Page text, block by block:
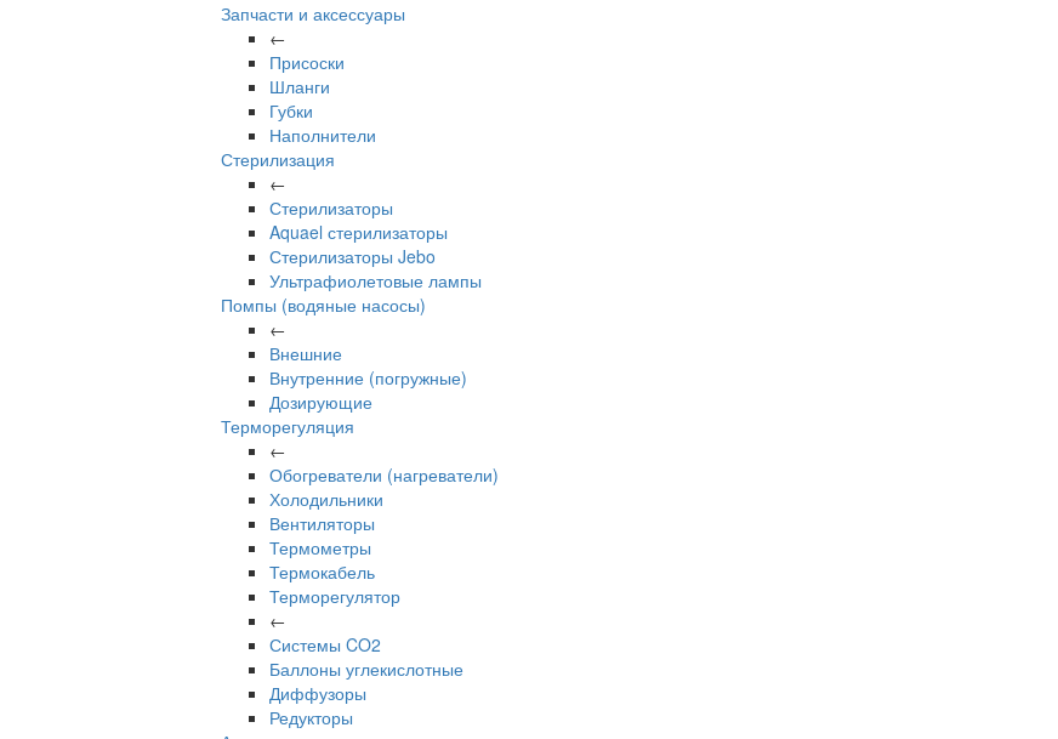
Запчасти и аксессуары
←
Присоски
Шланги
Губки
Наполнители
Стерилизация
←
Стерилизаторы
Aquael стерилизаторы
Стерилизаторы Jebo
Ультрафиолетовые лампы
Помпы (водяные насосы)
←
Внешние
Внутренние (погружные)
Дозирующие
Терморегуляция
←
Обогреватели (нагреватели)
Холодильники
Вентиляторы
Термометры
Термокабель
Терморегулятор
←
Системы CO2
Баллоны углекислотные
Диффузоры
Редукторы